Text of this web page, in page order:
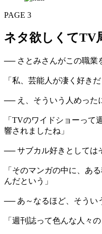
PAGE 3
ネタ欲しくてTV
── さとみさんがこの職業
「私、芸能人が凄く好き
── え、そういう人めった
「TVのワイドショーっ
響されましたね」
── サブカル好きとしては
「そのマンガの中に、あ
んだという」
── あ～なるほど、そうい
「週刊誌って色んな人々